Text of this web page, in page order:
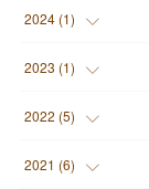
( )
(
(
( )
( )
(
(
2024 (1)
( )
2023 (1)
( )
2022 (5)
( )
2021 (6)